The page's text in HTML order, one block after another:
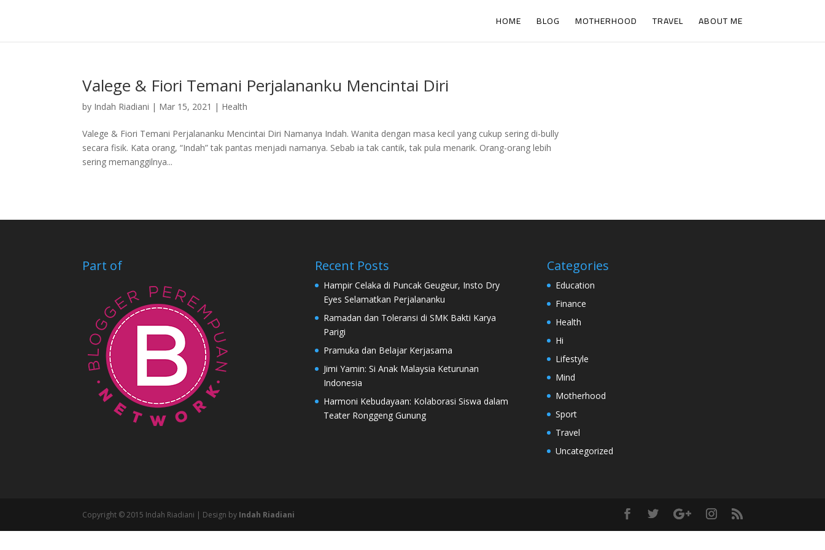
HOME BLOG MOTHERHOOD TRAVEL ABOUT ME
Valege & Fiori Temani Perjalananku Mencintai Diri
by Indah Riadiani | Mar 15, 2021 | Health
Valege & Fiori Temani Perjalananku Mencintai Diri Namanya Indah. Wanita dengan masa kecil yang cukup sering di-bully
secara fisik. Kata orang, “Indah” tak pantas menjadi namanya. Sebab ia tak cantik, tak pula menarik. Orang-orang lebih
sering memanggilnya...
Part of Recent Posts
Hampir Celaka di Puncak Geugeur, Insto Dry
Eyes Selamatkan Perjalananku
Ramadan dan Toleransi di SMK Bakti Karya
Parigi
Pramuka dan Belajar Kerjasama
Jimi Yamin: Si Anak Malaysia Keturunan
Indonesia
Harmoni Kebudayaan: Kolaborasi Siswa dalam
Teater Ronggeng Gunung
Categories
Education
Finance
Health
Hi
Lifestyle
Mind
Motherhood
Sport
Travel
Uncategorized
Copyright © 2015 Indah Riadiani | Design by Indah Riadiani